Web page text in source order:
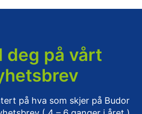
deg på vårt
på hva som skjer på Budor